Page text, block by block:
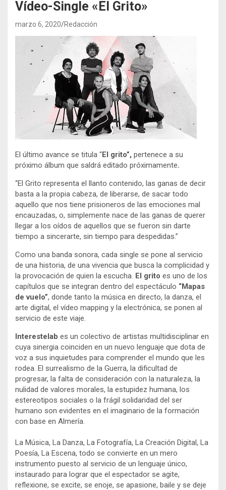
Vídeo-Single «El Grito»
marzo 6, 2020 Redacción
El último avance se titula “El grito”, pertenece a su
próximo álbum que saldrá editado próximamente.
“El Grito representa el llanto contenido, las ganas de decir
basta a la propia cabeza, de liberarse, de sacar todo
aquello que nos tiene prisioneros de las emociones mal
encauzadas, o, simplemente nace de las ganas de querer
llegar a los oídos de aquellos que se fueron sin darte
tiempo a sincerarte, sin tiempo para despedidas.”
Como una banda sonora, cada single se pone al servicio
de una historia, de una vivencia que busca la complicidad y
la provocación de quien la escucha. El grito es uno de los
capítulos que se integran dentro del espectáculo “Mapas
de vuelo”, donde tanto la música en directo, la danza, el
arte digital, el vídeo mapping y la electrónica, se ponen al
servicio de este viaje.
Interestelab es un colectivo de artistas multidisciplinar en
cuya sinergia coinciden en un nuevo lenguaje que dota de
voz a sus inquietudes para comprender el mundo que les
rodea. El surrealismo de la Guerra, la dificultad de
progresar, la falta de consideración con la naturaleza, la
nulidad de valores morales, la estupidez humana, los
estereotipos sociales o la frágil solidaridad del ser
humano son evidentes en el imaginario de la formación
con base en Almería.
La Música, La Danza, La Fotografía, La Creación Digital, La
Poesía, La Escena, todo se convierte en un mero
instrumento puesto al servicio de un lenguaje único,
instaurado para lograr que el espectador se agite,
reflexione, se excite, se enoje, se apasione, baile y se deje